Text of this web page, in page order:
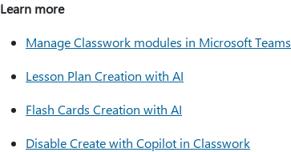
Learn more
Manage Classwork modules in Microsoft Teams
Lesson Plan Creation with AI
Flash Cards Creation with AI
Disable Create with Copilot in Classwork